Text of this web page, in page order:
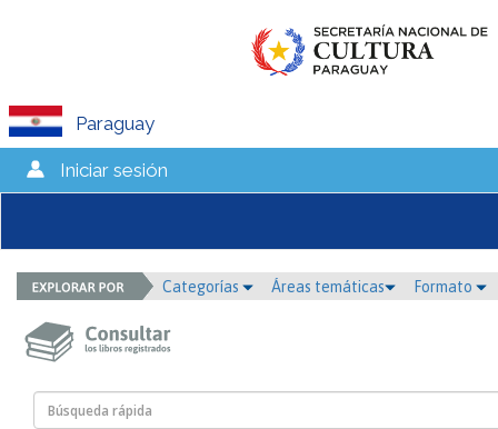
Paraguay
Iniciar sesión
Categorías Áreas temáticas Formato